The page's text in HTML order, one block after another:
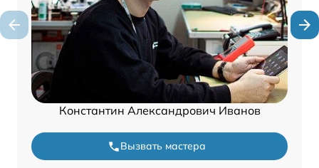
Константин Александрович Иванов
Вызвать мастера